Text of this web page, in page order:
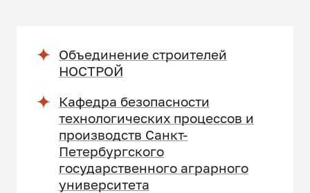
Объединение строителей
НОСТРОЙ
Кафедра безопасности
технологических процессов и
производств Санкт-
Петербургского
государственного аграрного
университета